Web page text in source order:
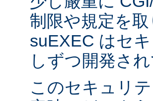
制限や規定を
suEXEC はセ
しずつ開発さ
このセキュリ